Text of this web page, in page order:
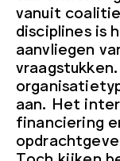
vanuit
disciplines is
aanvliegen
aan. Het
financiering